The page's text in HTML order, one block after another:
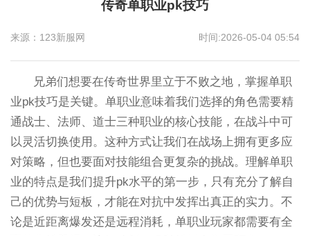
传奇单职业pk技巧
来源：123新服网 时间:2026-05-04 05:54
兄弟们想要在传奇世界里立于不败之地，掌握单职
业pk技巧是关键。单职业意味着我们选择的角色需要精
通战士、法师、道士三种职业的核心技能，在战斗中可
以灵活切换使用。这种方式让我们在战场上拥有更多应
对策略，但也要面对技能组合更复杂的挑战。理解单职
业的特点是我们提升pk水平的第一步，只有充分了解自
己的优势与短板，才能在对抗中发挥出真正的实力。不
论是近距离爆发还是远程消耗，单职业玩家都需要有全